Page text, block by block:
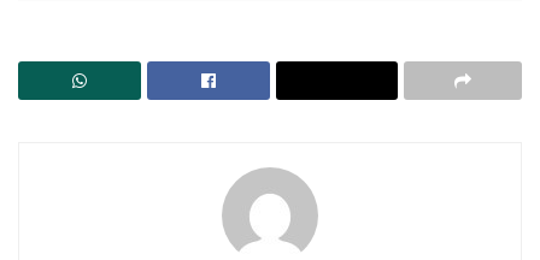
RELATED POSTS
Kolaborasi, Pembangunan Tak Akan Jalan
Lembata Kembali ke Akar! Dulitukan Jadi Panggung
Olahraga Tradisional. Bupati dan Wakil Bupati Main